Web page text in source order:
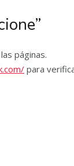
páginas.
para